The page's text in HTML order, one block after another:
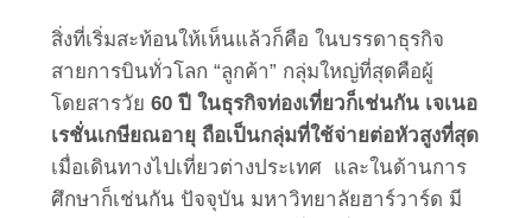
สิ่งที่เริ่มสะท้อนให้เห็นแล้วก็คือ ในบรรดาธุรกิจ
สายการบินทั่วโลก “ลูกค้า” กลุ่มใหญ่ที่สุดคือผู้
โดยสารวัย 60 ปี ในธุรกิจท่องเที่ยวก็เช่นกัน เจเนอ
เรชั่นเกษียณอายุ ถือเป็นกลุ่มที่ใช้จ่ายต่อหัวสูงที่สุด
เมื่อเดินทางไปเที่ยวต่างประเทศ และในด้านการ
ศึกษาก็เช่นกัน ปัจจุบัน มหาวิทยาลัยฮาร์วาร์ด มี